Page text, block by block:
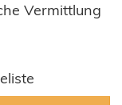
Vermittlung